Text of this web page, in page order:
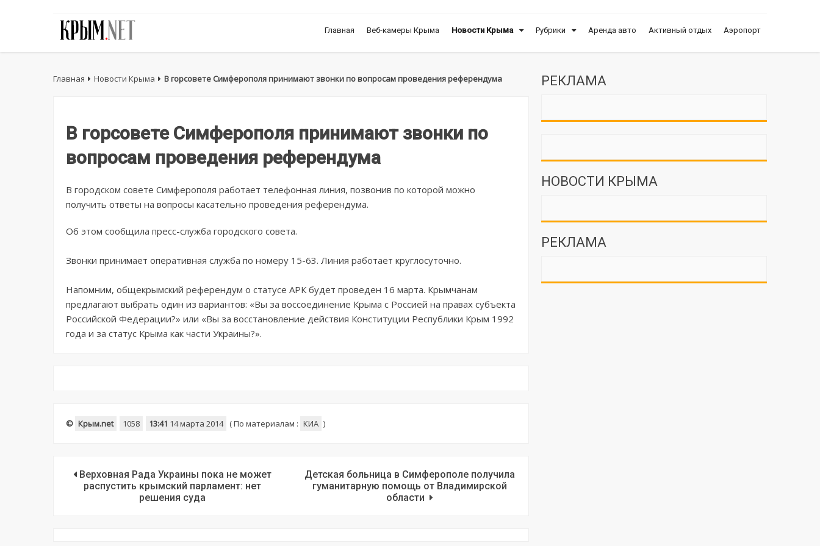
Главная Веб-камеры Крыма Новости Крыма Рубрики Аренда авто Активный отдых Аэропорт
Главная Новости Крыма В горсовете Симферополя принимают звонки по вопросам проведения референдума
В горсовете Симферополя принимают звонки по
вопросам проведения референдума
В городском совете Симферополя работает телефонная линия, позвонив по которой можно
получить ответы на вопросы касательно проведения референдума.
Об этом сообщила пресс-служба городского совета.
Звонки принимает оперативная служба по номеру 15-63. Линия работает круглосуточно.
Напомним, общекрымский референдум о статусе АРК будет проведен 16 марта. Крымчанам
предлагают выбрать один из вариантов: «Вы за воссоединение Крыма с Россией на правах субъекта
Российской Федерации?» или «Вы за восстановление действия Конституции Республики Крым 1992
года и за статус Крыма как части Украины?».
© Крым.net 1058 13:41 14 марта 2014 (По материалам : КИА )
Верховная Рада Украины пока не может
распустить крымский парламент: нет
решения суда
Детская больница в Симферополе получила
гуманитарную помощь от Владимирской
области
РЕКЛАМА
НОВОСТИ КРЫМА
РЕКЛАМА